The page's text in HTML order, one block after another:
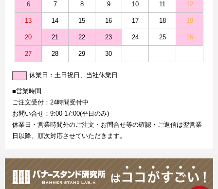
6 7 8 9 10 11 12
13 14 15 16 17 18 19
20 21 22 23 24 25 26
27 28 29 30
休業日：土日祝日、当社休業日
■営業時間
ご注文受付：24時間受付中
お問い合せ：9:00-17:00(平日のみ)
休業日・営業時間外のご注文・お問合せ等の確認・ご返信は翌営業
日以降、順次対応させていただきます。